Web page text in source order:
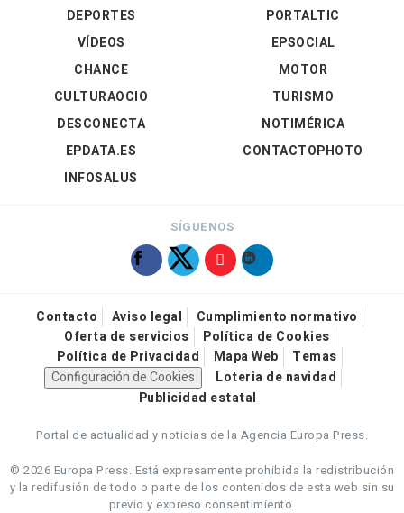
DEPORTES
VÍDEOS
PORTALTIC
EPSOCIAL
CHANCE
CULTURAOCIO
DESCONECTA
EPDATA.ES
INFOSALUS
MOTOR
TURISMO
NOTIMÉRICA
CONTACTOPHOTO
SÍGUENOS
Contacto Aviso legal
Cumplimiento normativo
Oferta de servicios
Política de Cookies
Política de Privacidad
Mapa Web
Temas
Configuración de Cookies
Loteria de navidad
Publicidad estatal
Portal de actualidad y noticias de la Agencia Europa Press.
© 2026 Europa Press. Está expresamente prohibida la redistribución
y la redifusión de todo o parte de los contenidos de esta web sin su
previo y expreso consentimiento.